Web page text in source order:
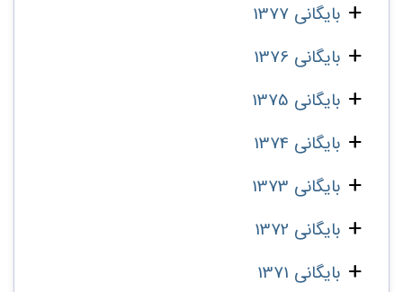
بایگانی 1377
بایگانی 1376
بایگانی 1375
بایگانی 1374
بایگانی 1373
بایگانی 1372
بایگانی 1371